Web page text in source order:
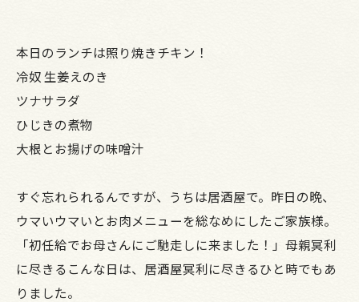
本日のランチは照り焼きチキン！
冷奴 生姜えのき
ツナサラダ
ひじきの煮物
大根とお揚げの味噌汁
すぐ忘れられるんですが、うちは居酒屋で。昨日の晩、
ウマいウマいとお肉メニューを総なめにしたご家族様。
「初任給でお母さんにご馳走しに来ました！」母親冥利
に尽きるこんな日は、居酒屋冥利に尽きるひと時でもあ
りました。